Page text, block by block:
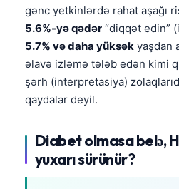
gənc yetkinlərdə rahat aşağı
5.6%-yə qədər “diqqət edin”
5.7% və daha yüksək yaşdan
əlavə izləmə tələb edən kimi
şərh (interpretasiya)
qaydalar deyil.
Diabet olmasa belə,
yuxarı sürünür?